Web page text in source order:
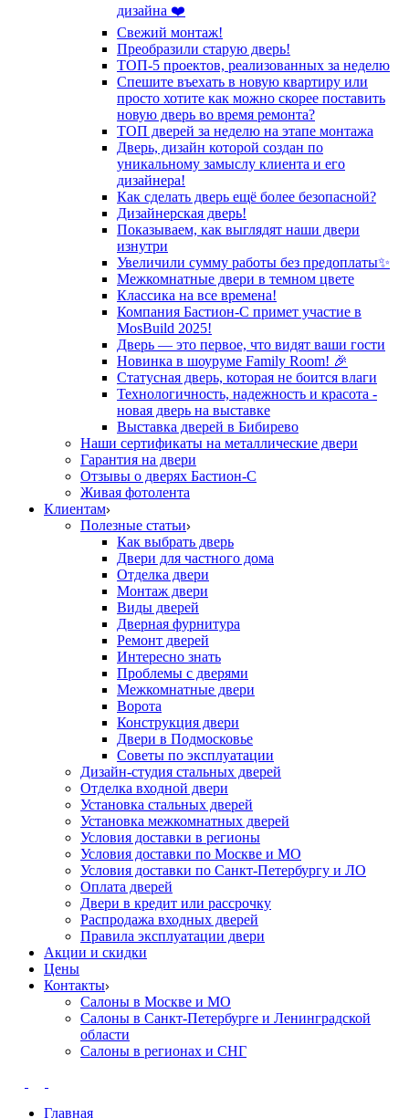
дизайна ❤️
Свежий монтаж!
Преобразили старую дверь!
ТОП-5 проектов, реализованных за неделю
Спешите въехать в новую квартиру или
просто хотите как можно скорее поставить
новую дверь во время ремонта?
ТОП дверей за неделю на этапе монтажа
Дверь, дизайн которой создан по
уникальному замыслу клиента и его
дизайнера!
Как сделать дверь ещё более безопасной?
Дизайнерская дверь!
Показываем, как выглядят наши двери
изнутри
Увеличили сумму работы без предоплаты✨
Межкомнатные двери в темном цвете
Классика на все времена!
Компания Бастион-С примет участие в
MosBuild 2025!
Дверь — это первое, что видят ваши гости
Новинка в шоуруме Family Room! 🎉
Статусная дверь, которая не боится влаги
Технологичность, надежность и красота -
новая дверь на выставке
Выставка дверей в Бибирево
Наши сертификаты на металлические двери
Гарантия на двери
Отзывы о дверях Бастион-С
Живая фотолента
Клиентам
Полезные статьи
Как выбрать дверь
Двери для частного дома
Отделка двери
Монтаж двери
Виды дверей
Дверная фурнитура
Ремонт дверей
Интересно знать
Проблемы с дверями
Межкомнатные двери
Ворота
Конструкция двери
Двери в Подмосковье
Cоветы по эксплуатации
Дизайн-студия стальных дверей
Отделка входной двери
Установка стальных дверей
Установка межкомнатных дверей
Условия доставки в регионы
Условия доставки по Москве и МО
Условия доставки по Санкт-Петербургу и ЛО
Оплата дверей
Двери в кредит или рассрочку
Распродажа входных дверей
Правила эксплуатации двери
Акции и скидки
Цены
Контакты
Салоны в Москве и МО
Салоны в Санкт-Петербурге и Ленинградской
области
Салоны в регионах и СНГ
Главная